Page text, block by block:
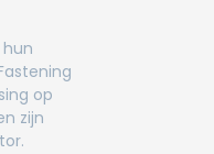
op
zijn